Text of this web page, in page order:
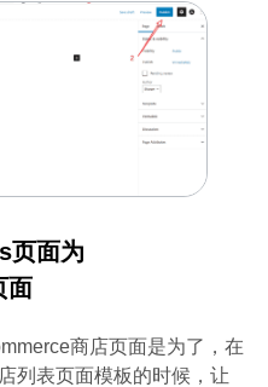
页面为
面
商店页面是为了，在
列表页面模板的时候，让